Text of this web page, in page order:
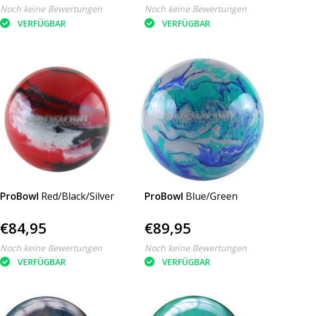
Noch keine Bewertungen
VERFÜGBAR
Noch keine Bewertungen
VERFÜGBAR
ProBowl Red/Black/Silver
€84,95
Noch keine Bewertungen
VERFÜGBAR
ProBowl Blue/Green
€89,95
Noch keine Bewertungen
VERFÜGBAR